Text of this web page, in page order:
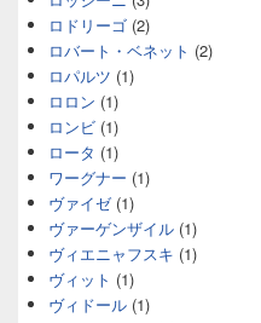
ロドリーゴ (2)
ロバート・ベネット (2)
ロパルツ (1)
ロロン (1)
ロンビ (1)
ロータ (1)
ワーグナー (1)
ヴァイゼ(1)
ヴァーゲンザイル (1)
ヴィエニャフスキ (1)
ヴィット (1)
ヴィドール (1)